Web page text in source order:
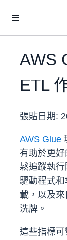
AWS
ETL
張貼日期:
AWS Glue
有助於更
鬆追蹤執行
驅動程式和
載，以及
洗牌。
這些指標